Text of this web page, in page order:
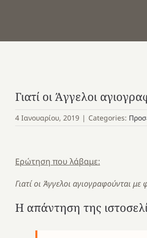
Γιατί οι Άγγελοι
4 Ιανουαρίου, 2019 | Categories:
Ερώτηση που λάβαμε:
Γιατί οι Άγγελοι αγιογραφούνται
Η απάντηση της